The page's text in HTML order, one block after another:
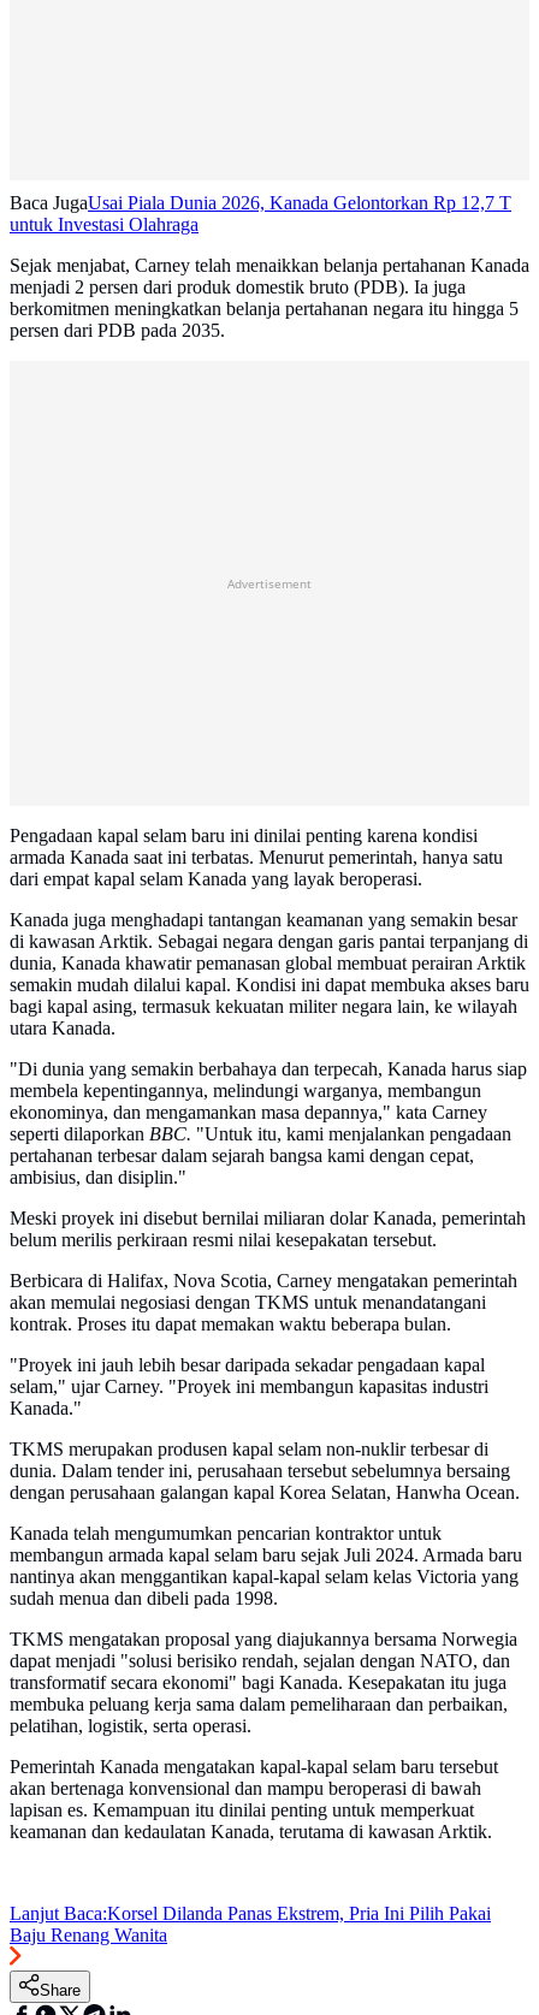
Baca JugaUsai Piala Dunia 2026, Kanada Gelontorkan Rp 12,7 T
untuk Investasi Olahraga
Sejak menjabat, Carney telah menaikkan belanja pertahanan Kanada
menjadi 2 persen dari produk domestik bruto (PDB). Ia juga
berkomitmen meningkatkan belanja pertahanan negara itu hingga 5
persen dari PDB pada 2035.
Advertisement
Pengadaan kapal selam baru ini dinilai penting karena kondisi
armada Kanada saat ini terbatas. Menurut pemerintah, hanya satu
dari empat kapal selam Kanada yang layak beroperasi.
Kanada juga menghadapi tantangan keamanan yang semakin besar
di kawasan Arktik. Sebagai negara dengan garis pantai terpanjang di
dunia, Kanada khawatir pemanasan global membuat perairan Arktik
semakin mudah dilalui kapal. Kondisi ini dapat membuka akses baru
bagi kapal asing, termasuk kekuatan militer negara lain, ke wilayah
utara Kanada.
"Di dunia yang semakin berbahaya dan terpecah, Kanada harus siap
membela kepentingannya, melindungi warganya, membangun
ekonominya, dan mengamankan masa depannya," kata Carney
seperti dilaporkan BBC. "Untuk itu, kami menjalankan pengadaan
pertahanan terbesar dalam sejarah bangsa kami dengan cepat,
ambisius, dan disiplin."
Meski proyek ini disebut bernilai miliaran dolar Kanada, pemerintah
belum merilis perkiraan resmi nilai kesepakatan tersebut.
Berbicara di Halifax, Nova Scotia, Carney mengatakan pemerintah
akan memulai negosiasi dengan TKMS untuk menandatangani
kontrak. Proses itu dapat memakan waktu beberapa bulan.
"Proyek ini jauh lebih besar daripada sekadar pengadaan kapal
selam," ujar Carney. "Proyek ini membangun kapasitas industri
Kanada."
TKMS merupakan produsen kapal selam non-nuklir terbesar di
dunia. Dalam tender ini, perusahaan tersebut sebelumnya bersaing
dengan perusahaan galangan kapal Korea Selatan, Hanwha Ocean.
Kanada telah mengumumkan pencarian kontraktor untuk
membangun armada kapal selam baru sejak Juli 2024. Armada baru
nantinya akan menggantikan kapal-kapal selam kelas Victoria yang
sudah menua dan dibeli pada 1998.
TKMS mengatakan proposal yang diajukannya bersama Norwegia
dapat menjadi "solusi berisiko rendah, sejalan dengan NATO, dan
transformatif secara ekonomi" bagi Kanada. Kesepakatan itu juga
membuka peluang kerja sama dalam pemeliharaan dan perbaikan,
pelatihan, logistik, serta operasi.
Pemerintah Kanada mengatakan kapal-kapal selam baru tersebut
akan bertenaga konvensional dan mampu beroperasi di bawah
lapisan es. Kemampuan itu dinilai penting untuk memperkuat
keamanan dan kedaulatan Kanada, terutama di kawasan Arktik.
Lanjut Baca:Korsel Dilanda Panas Ekstrem, Pria Ini Pilih Pakai
Baju Renang Wanita
Share